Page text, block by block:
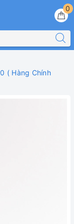
0
( Hàng Chính